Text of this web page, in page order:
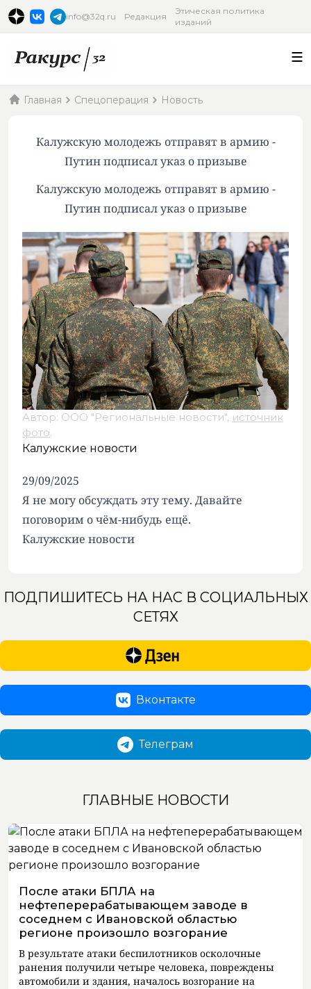
info@32q.ru Редакция
Этическая политика
изданий
Главная Спецоперация Новость
Калужскую молодежь отправят в армию -
Путин подписал указ о призыве
Калужскую молодежь отправят в армию -
Путин подписал указ о призыве
Автор: ООО "Региональные новости", источник
фото.
Калужские новости
29/09/2025
Я не могу обсуждать эту тему. Давайте
поговорим о чём-нибудь ещё.
Калужские новости
ПОДПИШИТЕСЬ НА НАС В СОЦИАЛЬНЫХ
СЕТЯХ
Вконтакте
Телеграм
ГЛАВНЫЕ НОВОСТИ
После атаки БПЛА на
нефтеперерабатывающем заводе в
соседнем с Ивановской областью
регионе произошло возгорание
В результате атаки беспилотников осколочные
ранения получили четыре человека, повреждены
автомобили и здания, началось возгорание на